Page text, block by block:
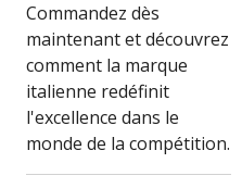
Commandez dès
maintenant et découvrez
comment la marque
italienne redéfinit
l'excellence dans le
monde de la compétition.